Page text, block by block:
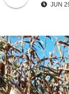
JUN